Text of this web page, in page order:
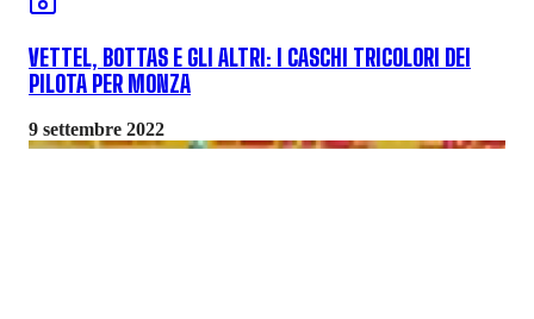
VETTEL, BOTTAS E GLI ALTRI: I CASCHI TRICOLORI DEI
PILOTA PER MONZA
9 settembre 2022